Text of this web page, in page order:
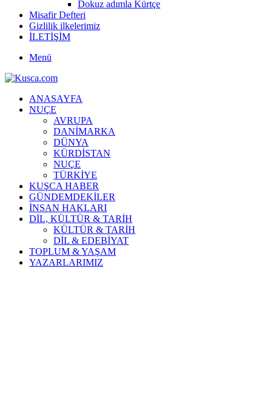
Dokuz adımla Kürtçe
Misafir Defteri
Gizlilik ilkelerimiz
İLETİŞİM
Menü
ANASAYFA
NUÇE
AVRUPA
DANİMARKA
DÜNYA
KÜRDİSTAN
NUÇE
TÜRKİYE
KUŞCA HABER
GÜNDEMDEKİLER
İNSAN HAKLARI
DİL, KÜLTÜR & TARİH
KÜLTÜR & TARİH
DİL & EDEBİYAT
TOPLUM & YAŞAM
YAZARLARIMIZ